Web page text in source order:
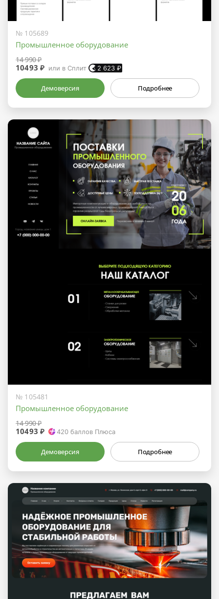
№ 105689
Промышленное оборудование
14 990 ₽
10493 ₽ или в Сплит 2 623 ₽
Демоверсия Подробнее
№ 105481
Промышленное оборудование
14 990 ₽
10493 ₽ 420 баллов Плюса
Демоверсия Подробнее